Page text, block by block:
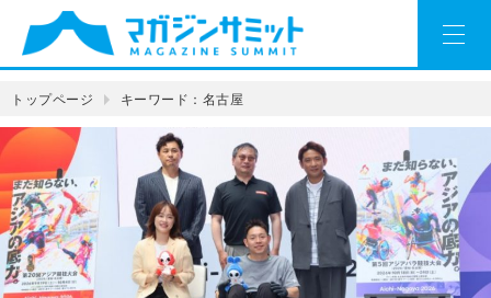
トップページ キーワード：名古屋